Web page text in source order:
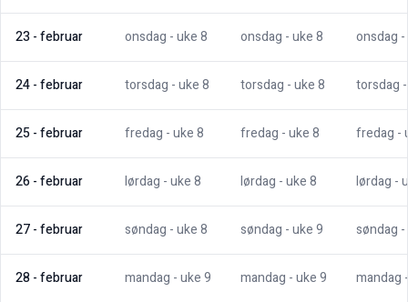
23 -februar onsdag - uke8 onsdag - uke8 onsdag
24-februar torsdag - uke8 torsdag - uke8 torsdag
25-februar fredag - uke8 fredag - uke8 fredag -
26-februar lørdag - uke8 lørdag - uke8 lørdag -
27-februar søndag - uke8 søndag - uke9 søndag
28-februar mandag - uke9 mandag - uke9 mandag